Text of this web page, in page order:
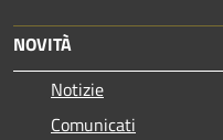
NOVITÀ
Notizie
Comunicati